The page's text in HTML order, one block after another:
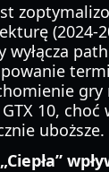
(2024-
wyłącza
gry
10, choć
uboższe.